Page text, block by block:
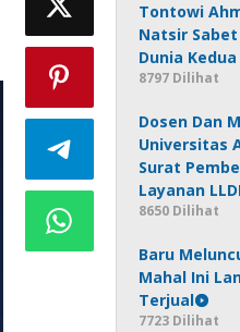
Tontowi
Natsir Sabet
Dunia Kedua
8797 Dilihat
Dosen Dan
Universitas
Surat
Layanan
8650 Dilihat
Baru
Mahal Ini
Terjual
7723 Dilihat